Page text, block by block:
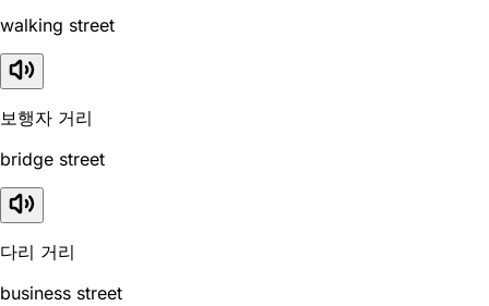
walking street
보행자 거리
bridge street
다리 거리
business street